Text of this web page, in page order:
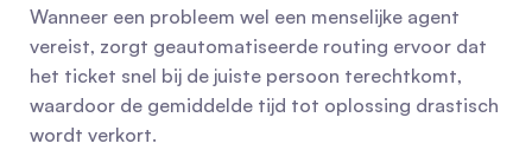
Wanneer een probleem wel een menselijke agent
vereist, zorgt geautomatiseerde routing ervoor dat
het ticket snel bij de juiste persoon terechtkomt,
waardoor de gemiddelde tijd tot oplossing drastisch
wordt verkort.